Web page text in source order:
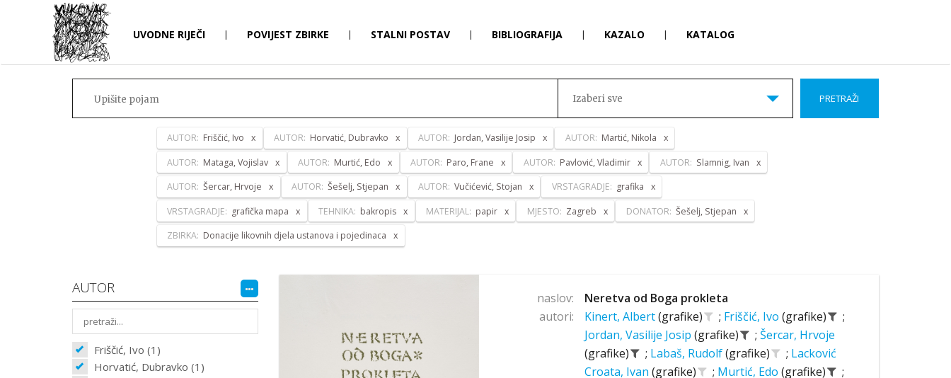
UVODNE RIJEČI | POVIJEST ZBIRKE | STALNI POSTAV | BIBLIOGRAFIJA | KAZALO | KATALOG
Izaberi sve PRETRAŽI
AUTOR: Friščić, Ivo AUTOR: Horvatić, Dubravko AUTOR: Jordan, Vasilije Josip AUTOR: Martić, Nikola
AUTOR: Mataga, Vojislav AUTOR: Murtić, Edo AUTOR: Paro, Frane AUTOR: Pavlović, Vladimir AUTOR: Slamnig, Ivan
AUTOR: Šercar, Hrvoje AUTOR: Šešelj, Stjepan AUTOR: Vučićević, Stojan VRSTAGRADJE: grafika
VRSTAGRADJE: grafička mapa TEHNIKA: bakropis MATERIJAL: papir MJESTO: Zagreb DONATOR: Šešelj, Stjepan
ZBIRKA: Donacije likovnih djela ustanova i pojedinaca
AUTOR
Friščić, Ivo (1)
Horvatić, Dubravko (1)
naslov:
Neretva od Boga prokleta
autori:
Kinert, Albert(grafike) ; Friščić, Ivo (grafike)
;
Jordan, Vasilije Josip (grafike) ; Šercar, Hrvoje
(grafike)
; Labaš, Rudolf(grafike) ; Lacković
Croata, Ivan (grafike) ; Murtić, Edo (grafike)
;